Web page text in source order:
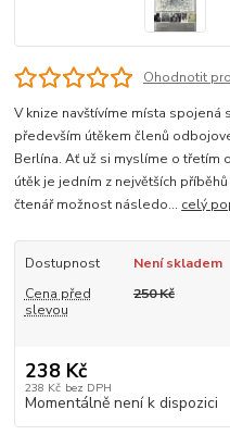
Ohodnotit
V knize navštívíme místa spojená
především útěkem členů
Berlína. Ať už si myslíme o
útěk je jedním z největších
čtenář možnost následo... celý
Dostupnost
Není skladem
Cena před
slevou
250 Kč
238 Kč
238 Kč bez DPH
Momentálně není k dispozici